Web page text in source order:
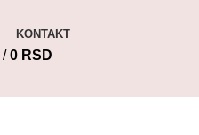
KONTAKT
/ 0 RSD